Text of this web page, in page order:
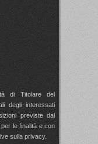
di Titolare del
degli interessati
previste dal
le finalità e con
sulla privacy.